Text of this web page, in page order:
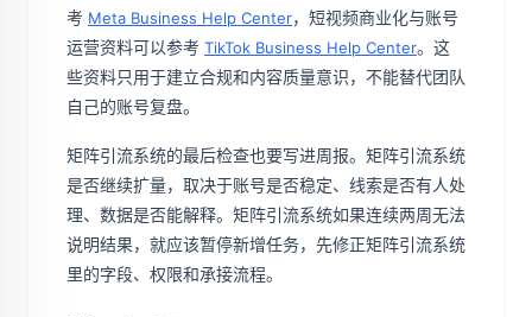
考 Meta Business Help Center，短视频商业化与账号
运营资料可以参考 TikTok Business Help Center。这
些资料只用于建立合规和内容质量意识，不能替代团队
自己的账号复盘。
矩阵引流系统的最后检查也要写进周报。矩阵引流系统
是否继续扩量，取决于账号是否稳定、线索是否有人处
理、数据是否能解释。矩阵引流系统如果连续两周无法
说明结果，就应该暂停新增任务，先修正矩阵引流系统
里的字段、权限和承接流程。